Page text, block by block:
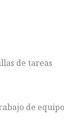
de tareas
de